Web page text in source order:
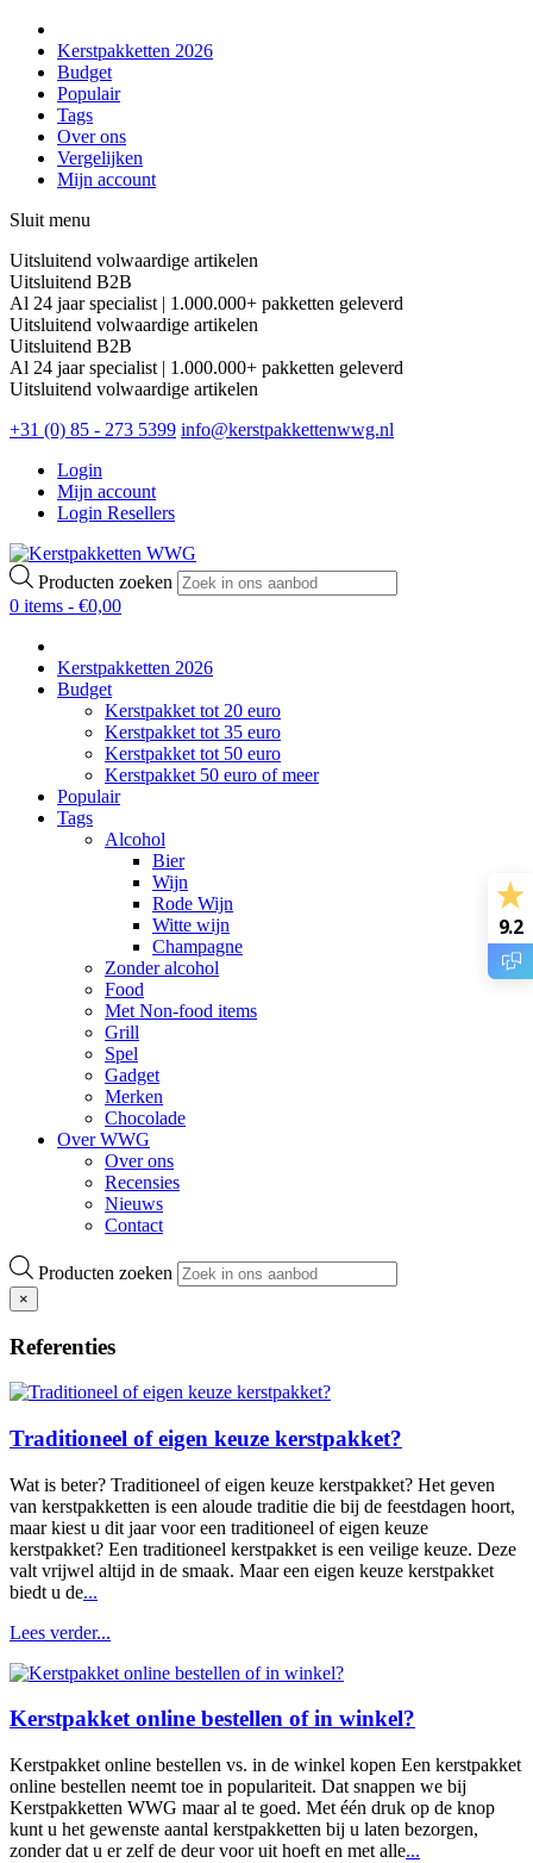
Kerstpakketten 2026
Budget
Populair
Tags
Over ons
Vergelijken
Mijn account
Sluit menu
Uitsluitend volwaardige artikelen
Uitsluitend B2B
Al 24 jaar specialist | 1.000.000+ pakketten geleverd
Uitsluitend volwaardige artikelen
Uitsluitend B2B
Al 24 jaar specialist | 1.000.000+ pakketten geleverd
Uitsluitend volwaardige artikelen
+31 (0) 85 - 273 5399 info@kerstpakkettenwwg.nl
Login
Mijn account
Login Resellers
Producten zoeken
0 items - €0,00
Kerstpakketten 2026
Budget
Kerstpakket tot 20 euro
Kerstpakket tot 35 euro
Kerstpakket tot 50 euro
Kerstpakket 50 euro of meer
Populair
Tags
Alcohol
Bier
Wijn
Rode Wijn
Witte wijn
Champagne
Zonder alcohol
Food
Met Non-food items
Grill
Spel
Gadget
Merken
Chocolade
Over WWG
Over ons
Recensies
Nieuws
Contact
Producten zoeken
×
Referenties
Traditioneel of eigen keuze kerstpakket?
Wat is beter? Traditioneel of eigen keuze kerstpakket? Het geven
van kerstpakketten is een aloude traditie die bij de feestdagen hoort,
maar kiest u dit jaar voor een traditioneel of eigen keuze
kerstpakket? Een traditioneel kerstpakket is een veilige keuze. Deze
valt vrijwel altijd in de smaak. Maar een eigen keuze kerstpakket
biedt u de...
Lees verder...
Kerstpakket online bestellen of in winkel?
Kerstpakket online bestellen vs. in de winkel kopen Een kerstpakket
online bestellen neemt toe in populariteit. Dat snappen we bij
Kerstpakketten WWG maar al te goed. Met één druk op de knop
kunt u het gewenste aantal kerstpakketten bij u laten bezorgen,
zonder dat u er zelf de deur voor uit hoeft en met alle...
9.2